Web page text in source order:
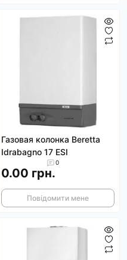
Газовая колонка Beretta
Idrabagno 17 ESI
0
0.00 грн.
Повідомити мене